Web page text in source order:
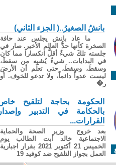
بانشُ الصغيرُ..( الجزء الثاني)
ما عاد بانش يجلس عند حافة
الصخرة كأنها حدُّ العالم الأخير. صار في
جلسته تلكَ شيءٌ أقلُّ انكساراً مما كان
في البدايات.. شيءٌ يُشبِه من سقطَ،
وسقطَ، وسقطَ، حتى تعلّم أن الأرضَ
ليست عدواً دائماً، ولا تدعو للخوف. أو
ر�
الحكومة بحاجة لتلقيح خاص
بالحكامة في التدبير وإصدار
القرارات...
بعد خروج وزير الصحة والحماية
الاجتماعية خالد أبت الطالب يوم
الخميس 21 أكتوبر 2021 بقرار اجبارية
العمل بجواز التلقيح ضد كوفيد 19